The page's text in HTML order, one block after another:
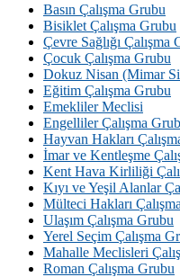
Basın Çalışma Grubu
Bisiklet Çalışma Grubu
Çevre Sağlığı Çalışma
Çocuk Çalışma Grubu
Dokuz Nisan (Mimar
Eğitim Çalışma Grubu
Emekliler Meclisi
Engelliler Çalışma
Hayvan Hakları
İmar ve Kentleşme
Kent Hava Kirliliği
Kıyı ve Yeşil Alanlar
Mülteci Hakları
Ulaşım Çalışma Grubu
Yerel Seçim Çalışma
Mahalle Meclisleri
Roman Çalışma Grubu